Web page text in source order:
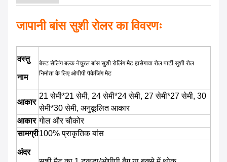
जापानी बांस सुशी रोलर का विवरणः
वस्तु
नाम
बेस्ट सेलिंग बल्क नेचुरल बांस सुशी रोलिंग मैट हासेगावा रोल पार्टी सुशी रोल
निर्माता के लिए ओपीपी पैकेजिंग मैट
आकार
21 सेमी*21 सेमी, 24 सेमी*24 सेमी, 27 सेमी*27 सेमी, 30
सेमी*30 सेमी, अनुकूलित आकार
आकार गोल और चौकोर
सामग्री100% प्राकृतिक बांस
अंदर